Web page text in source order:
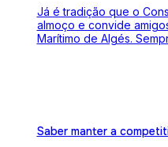
Já é tradição que o
almoço e convide
Marítimo de Algés.
Saber manter a